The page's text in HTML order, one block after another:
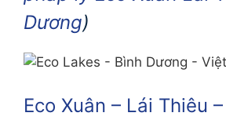
Dương)
Eco Xuân – Lái Thiêu